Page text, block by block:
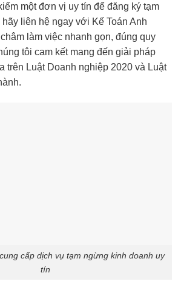
một đơn vị uy tín để đăng ký tạm
liên hệ ngay với Kế Toán Anh
làm việc nhanh gọn, đúng quy
tôi cam kết mang đến giải pháp
trên Luật Doanh nghiệp 2020 và Luật
cấp dịch vụ tạm ngừng kinh doanh uy
tín